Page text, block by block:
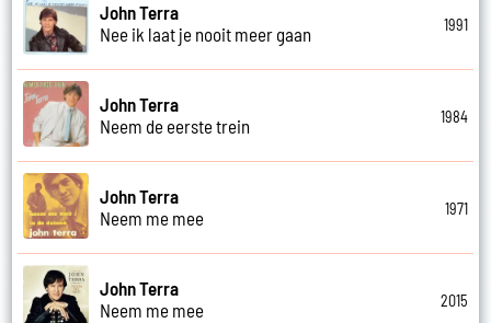
John Terra
Nee ik laat je nooit meer gaan
1991
John Terra
Neem de eerste trein
1984
John Terra
Neem me mee
1971
John Terra
Neem me mee
2015